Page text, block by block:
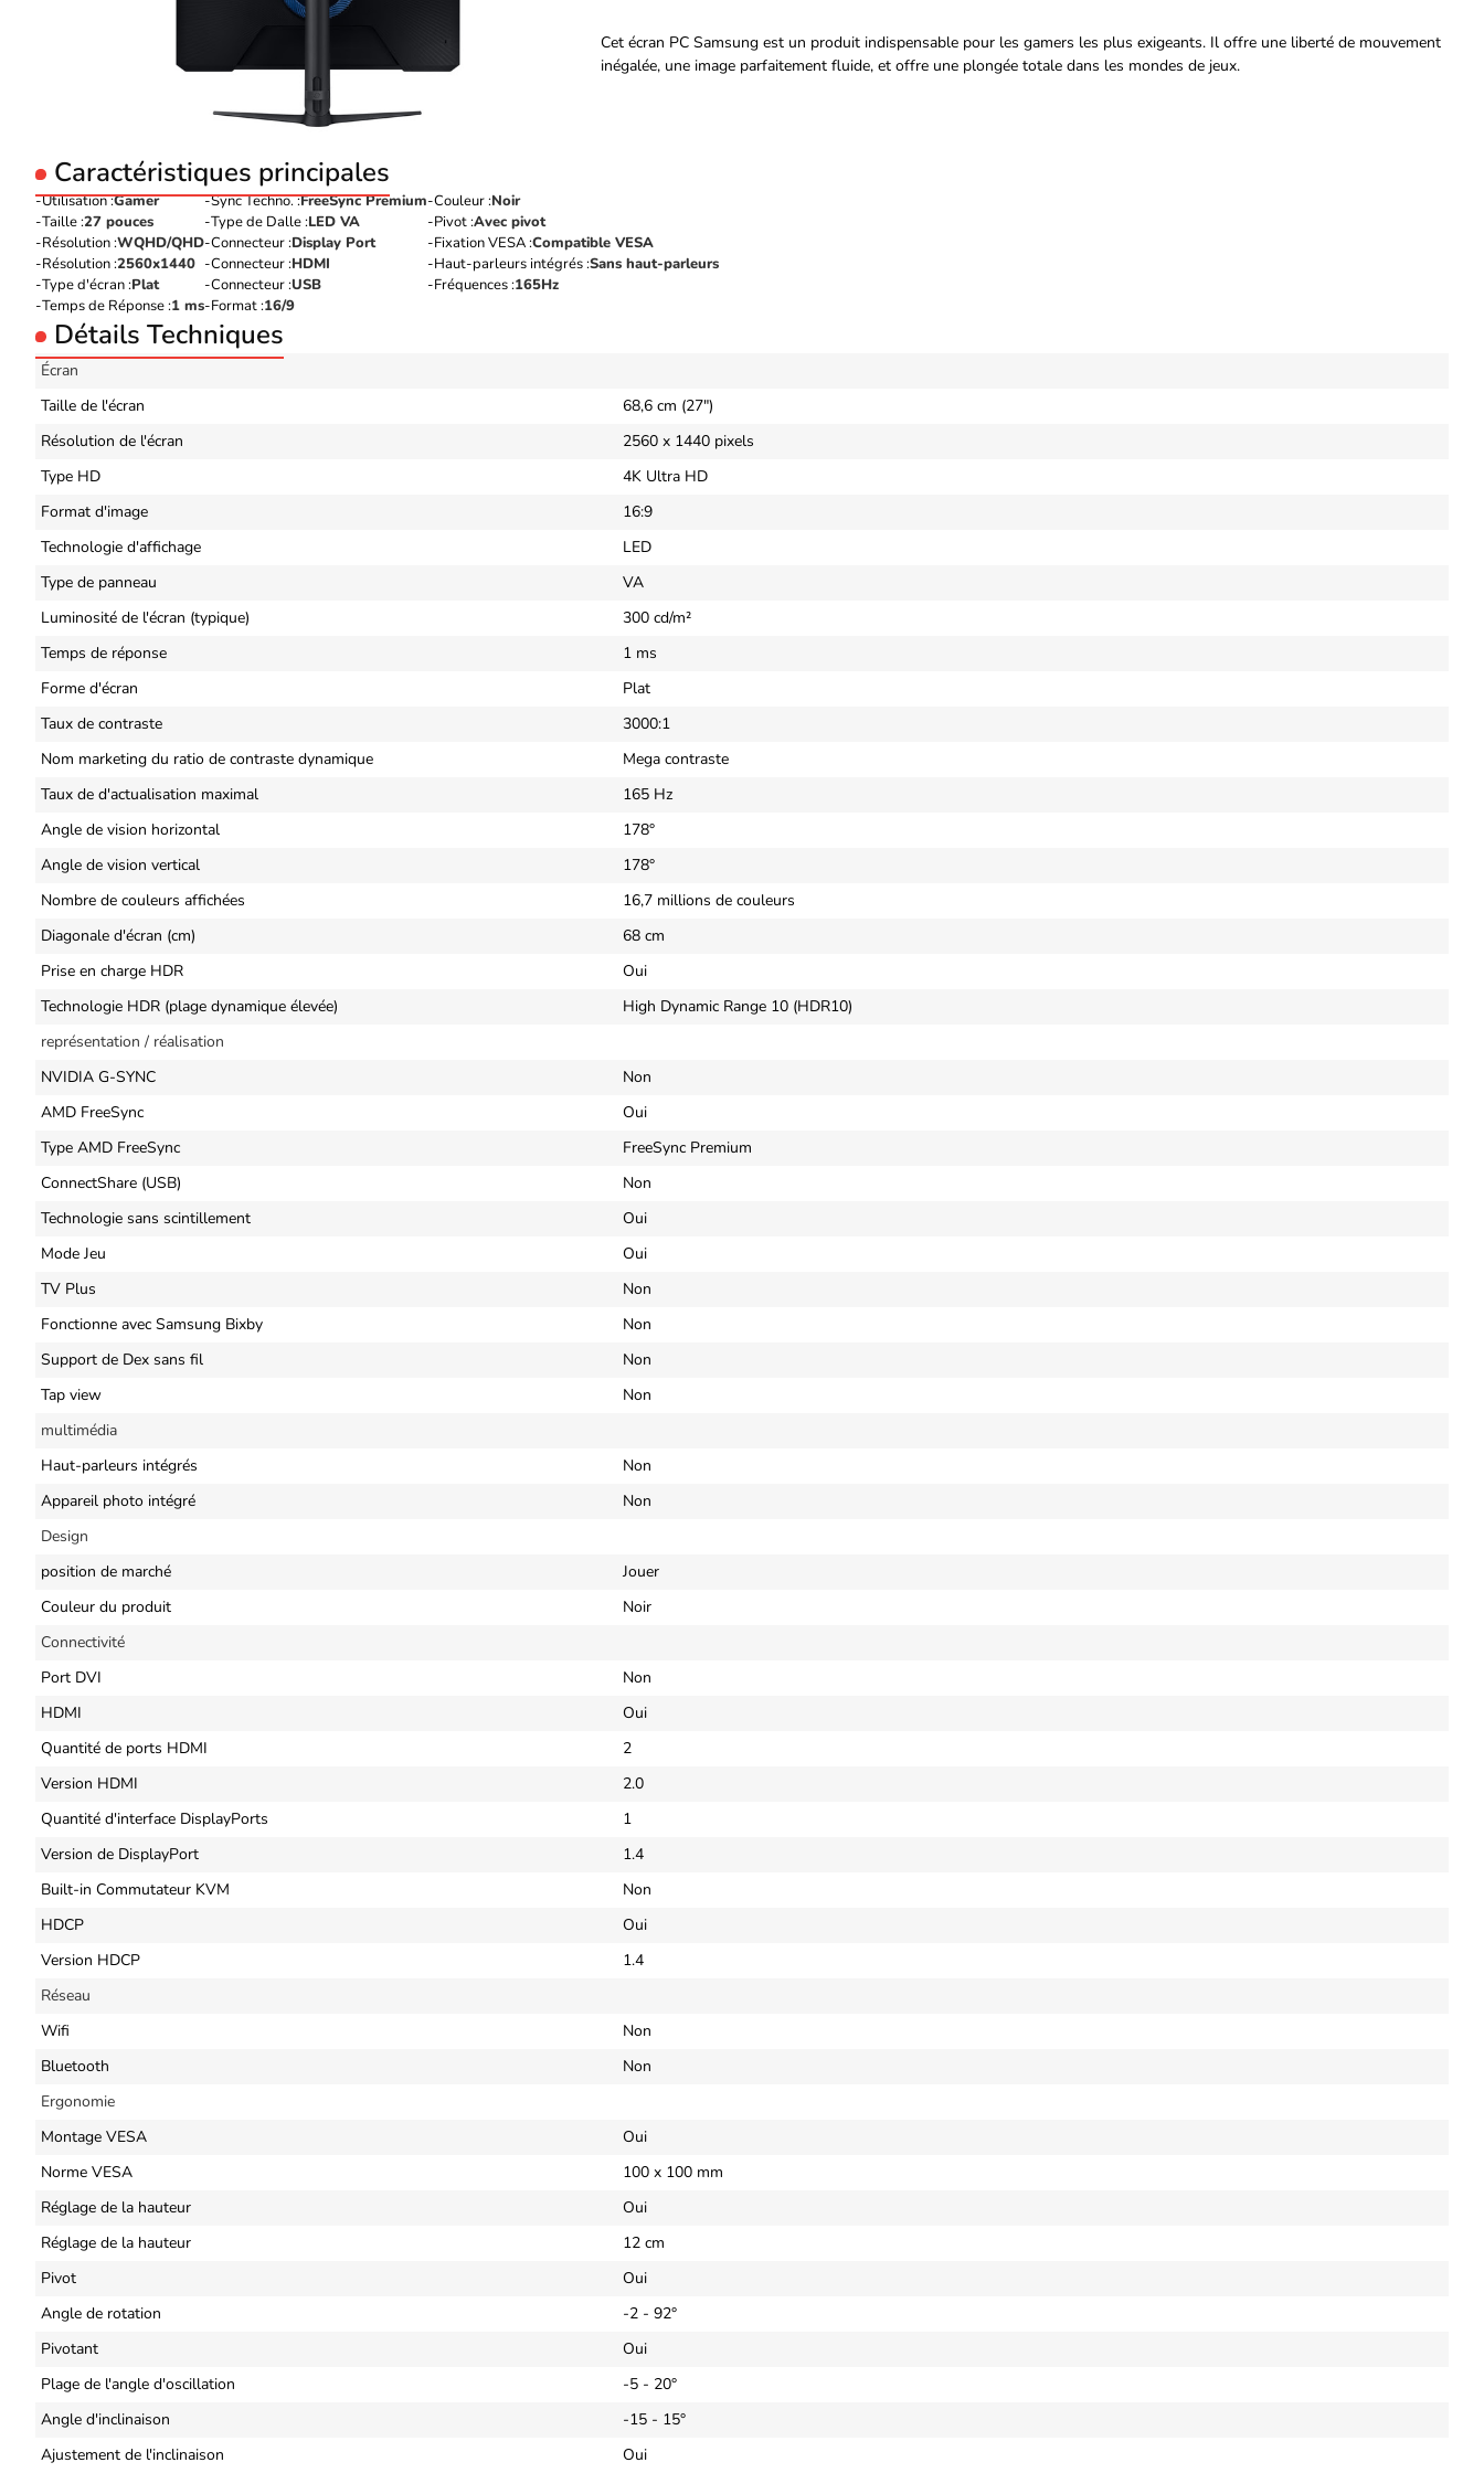
Cet écran PC Samsung est un produit indispensable pour les gamers les plus exigeants. Il offre une liberté de mouvement
inégalée, une image parfaitement fluide, et offre une plongée totale dans les mondes de jeux.
Caractéristiques principales
Utilisation :Gamer
Taille :27 pouces
Résolution :WQHD/QHD
Résolution :2560x1440
Type d'écran :Plat
Temps de Réponse :1 ms
Sync Techno. :FreeSync Premium
Type de Dalle :LED VA
Connecteur :Display Port
Connecteur :HDMI
Connecteur :USB
Format :16/9
Couleur :Noir
Pivot :Avec pivot
Fixation VESA :Compatible VESA
Haut-parleurs intégrés :Sans haut-parleurs
Fréquences :165Hz
Détails Techniques
Écran
Taille de l'écran
68,6 cm (27")
Résolution de l'écran
2560 x 1440 pixels
Type HD
4K Ultra HD
Format d'image
16:9
Technologie d'affichage
LED
Type de panneau
VA
Luminosité de l'écran (typique)
300 cd/m²
Temps de réponse
1 ms
Forme d'écran
Plat
Taux de contraste
3000:1
Nom marketing du ratio de contraste dynamique
Mega contraste
Taux de d'actualisation maximal
165 Hz
Angle de vision horizontal
178°
Angle de vision vertical
178°
Nombre de couleurs affichées
16,7 millions de couleurs
Diagonale d'écran (cm)
68 cm
Prise en charge HDR
Oui
Technologie HDR (plage dynamique élevée)
High Dynamic Range 10 (HDR10)
représentation / réalisation
NVIDIA G-SYNC
Non
AMD FreeSync
Oui
Type AMD FreeSync
FreeSync Premium
ConnectShare (USB)
Non
Technologie sans scintillement
Oui
Mode Jeu
Oui
TV Plus
Non
Fonctionne avec Samsung Bixby
Non
Support de Dex sans fil
Non
Tap view
Non
multimédia
Haut-parleurs intégrés
Non
Appareil photo intégré
Non
Design
position de marché
Jouer
Couleur du produit
Noir
Connectivité
Port DVI
Non
HDMI
Oui
Quantité de ports HDMI
2
Version HDMI
2.0
Quantité d'interface DisplayPorts
1
Version de DisplayPort
1.4
Built-in Commutateur KVM
Non
HDCP
Oui
Version HDCP
1.4
Réseau
Wifi
Non
Bluetooth
Non
Ergonomie
Montage VESA
Oui
Norme VESA
100 x 100 mm
Réglage de la hauteur
Oui
Réglage de la hauteur
12 cm
Pivot
Oui
Angle de rotation
-2 - 92°
Pivotant
Oui
Plage de l'angle d'oscillation
-5 - 20°
Angle d'inclinaison
-15 - 15°
Ajustement de l'inclinaison
Oui